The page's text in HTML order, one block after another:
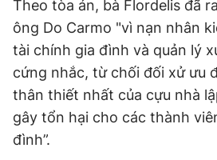
Theo tòa án, bà Flordelis đã
ông Do Carmo "vì nạn nhân
tài chính gia đình và quản lý
cứng nhắc, từ chối đối xử ưu
thân thiết nhất của cựu nhà
gây tổn hại cho các thành
đình”.